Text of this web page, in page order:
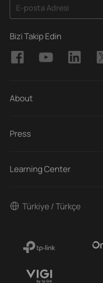
E-posta Adresi
Bizi Takip Edin
About
Press
Learning Center
Türkiye / Türkçe